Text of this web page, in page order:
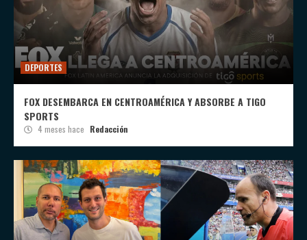
DEPORTES
FOX DESEMBARCA EN CENTROAMÉRICA Y ABSORBE A TIGO
SPORTS
4 meses hace Redacción